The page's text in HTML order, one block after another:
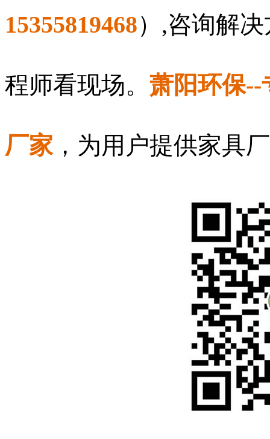
15355819468）,咨询解
程师看现场。 萧阳环保--
厂家 ，为用户提供家具